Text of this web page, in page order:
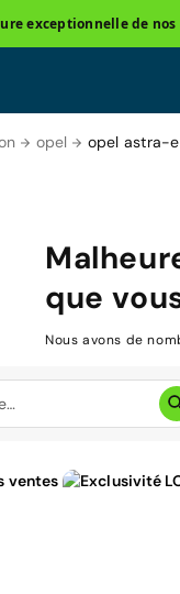
exceptionnelle de nos
opel opel astra-
que
Nous avons de